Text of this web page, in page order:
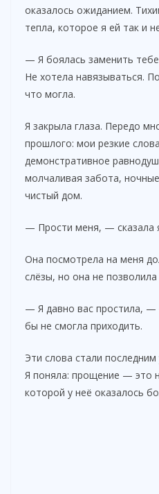
оказалось ожиданием.
тепла, которое я ей так и
— Я боялась заменить
Не хотела навязываться.
что могла.
Я закрыла глаза. Передо
прошлого: мои резкие
демонстративное
молчаливая забота,
чистый дом.
— Прости меня, — сказала
Она посмотрела на меня
слёзы, но она не позволила
— Я давно вас простила,
бы не смогла приходить.
Эти слова стали
Я поняла: прощение — это
которой у неё оказалось